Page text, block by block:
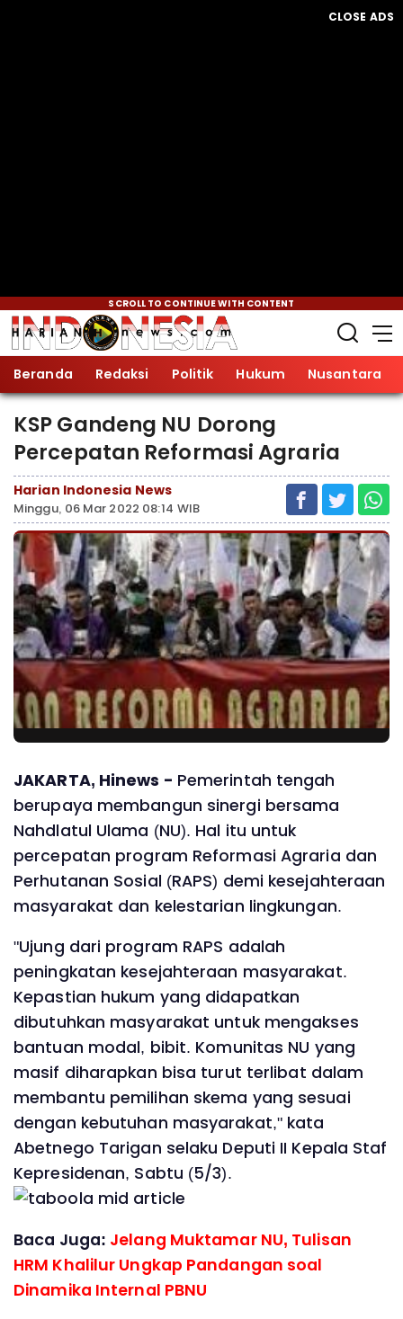
CLOSE ADS
SCROLL TO CONTINUE WITH CONTENT
Beranda Redaksi Politik Hukum Nusantara
KSP Gandeng NU Dorong
Percepatan Reformasi Agraria
Harian Indonesia News
Minggu, 06 Mar 2022 08:14 WIB
JAKARTA, Hinews - Pemerintah tengah
berupaya membangun sinergi bersama
Nahdlatul Ulama (NU). Hal itu untuk
percepatan program Reformasi Agraria dan
Perhutanan Sosial (RAPS) demi kesejahteraan
masyarakat dan kelestarian lingkungan.
"Ujung dari program RAPS adalah
peningkatan kesejahteraan masyarakat.
Kepastian hukum yang didapatkan
dibutuhkan masyarakat untuk mengakses
bantuan modal, bibit. Komunitas NU yang
masif diharapkan bisa turut terlibat dalam
membantu pemilihan skema yang sesuai
dengan kebutuhan masyarakat," kata
Abetnego Tarigan selaku Deputi II Kepala Staf
Kepresidenan, Sabtu (5/3).
Baca Juga: Jelang Muktamar NU, Tulisan
HRM Khalilur Ungkap Pandangan soal
Dinamika Internal PBNU